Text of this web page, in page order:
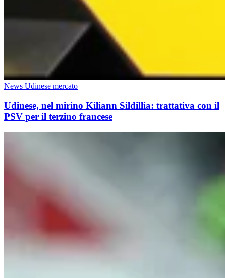
News Udinese mercato
Udinese, nel mirino Kiliann Sildillia: trattativa con il
PSV per il terzino francese